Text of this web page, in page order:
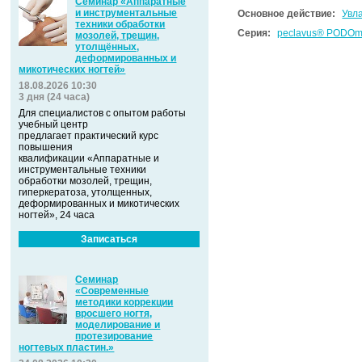
и инструментальные
техники обработки
мозолей, трещин,
утолщённых,
деформированных и
микотических ногтей»
18.08.2026 10:30
3 дня (24 часа)
Для специалистов с опытом работы
учебный центр
предлагает практический курс
повышения
квалификации «Аппаратные и
инструментальные техники
обработки мозолей, трещин,
гиперкератоза, утолщенных,
деформированных и микотических
ногтей», 24 часа
Записаться
Семинар
«Современные
методики коррекции
вросшего ногтя,
моделирование и
протезирование
ногтевых пластин.»
Основное действие:
Серия:
peclavus®